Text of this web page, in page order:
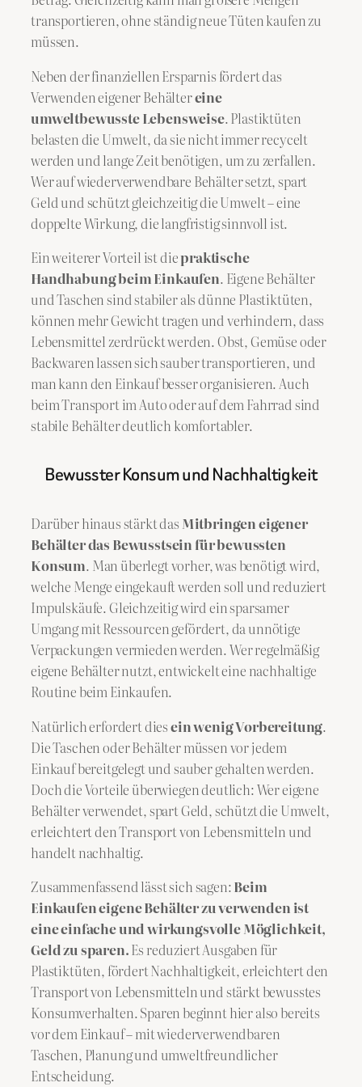
transportieren, ohne ständig neue Tüten kaufen zu
müssen.
Neben der finanziellen Ersparnis fördert das
Verwenden eigener Behältereine
umweltbewusste Lebensweise. Plastiktüten
belasten die Umwelt, da sie nicht immer recycelt
werden und lange Zeit benötigen, um zu zerfallen.
Wer auf wiederverwendbare Behälter setzt, spart
Geld und schützt gleichzeitig die Umwelt – eine
doppelte Wirkung, die langfristig sinnvoll ist.
Ein weiterer Vorteil ist diepraktische
Handhabung beim Einkaufen. Eigene Behälter
und Taschen sind stabiler als dünne Plastiktüten,
können mehr Gewicht tragen und verhindern, dass
Lebensmittel zerdrückt werden. Obst, Gemüse oder
Backwaren lassen sich sauber transportieren, und
man kann den Einkauf besser organisieren. Auch
beim Transport im Auto oder auf dem Fahrrad sind
stabile Behälter deutlich komfortabler.
Bewusster Konsum und Nachhaltigkeit
Darüber hinaus stärkt dasMitbringen eigener
Behälter das Bewusstsein für bewussten
Konsum. Man überlegt vorher, was benötigt wird,
welche Menge eingekauft werden soll und reduziert
Impulskäufe. Gleichzeitig wird ein sparsamer
Umgang mit Ressourcen gefördert, da unnötige
Verpackungen vermieden werden. Wer regelmäßig
eigene Behälter nutzt, entwickelt eine nachhaltige
Routine beim Einkaufen.
Natürlich erfordert diesein wenig Vorbereitung.
Die Taschen oder Behälter müssen vor jedem
Einkauf bereitgelegt und sauber gehalten werden.
Doch die Vorteile überwiegen deutlich: Wer eigene
Behälter verwendet, spart Geld, schützt die Umwelt,
erleichtert den Transport von Lebensmitteln und
handelt nachhaltig.
Zusammenfassend lässt sich sagen:Beim
Einkaufen eigene Behälter zu verwenden ist
eine einfache und wirkungsvolle Möglichkeit,
Geld zu sparen.Es reduziert Ausgaben für
Plastiktüten, fördert Nachhaltigkeit, erleichtert den
Transport von Lebensmitteln und stärkt bewusstes
Konsumverhalten. Sparen beginnt hier also bereits
vor dem Einkauf – mit wiederverwendbaren
Taschen, Planung und umweltfreundlicher
Entscheidung.